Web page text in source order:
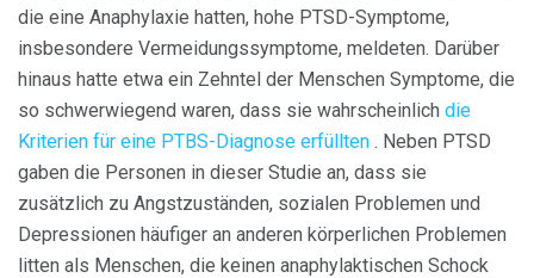
die eine Anaphylaxie hatten, hohe PTSD-Symptome,
insbesondere Vermeidungssymptome, meldeten. Darüber
hinaus hatte etwa ein Zehntel der Menschen Symptome, die
so schwerwiegend waren, dass sie wahrscheinlich die
Kriterien für eine PTBS-Diagnose erfüllten . Neben PTSD
gaben die Personen in dieser Studie an, dass sie
zusätzlich zu Angstzuständen, sozialen Problemen und
Depressionen häufiger an anderen körperlichen Problemen
litten als Menschen, die keinen anaphylaktischen Schock